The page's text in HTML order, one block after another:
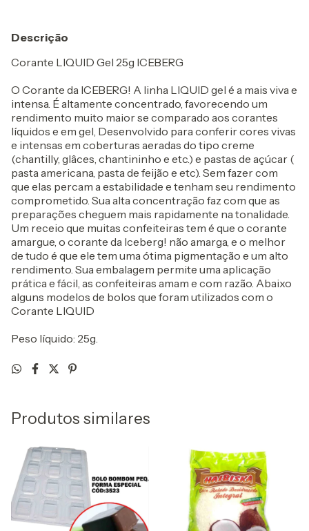
Descrição
Corante LIQUID Gel 25g ICEBERG
O Corante da ICEBERG! A linha LIQUID gel é a mais viva e
intensa. É altamente concentrado, favorecendo um
rendimento muito maior se comparado aos corantes
líquidos e em gel, Desenvolvido para conferir cores vivas
e intensas em coberturas aeradas do tipo creme
(chantilly, glâces, chantininho e etc.) e pastas de açúcar (
pasta americana, pasta de feijão e etc). Sem fazer com
que elas percam a estabilidade e tenham seu rendimento
comprometido. Sua alta concentração faz com que as
preparações cheguem mais rapidamente na tonalidade.
Um receio que muitas confeiteiras tem é que o corante
amargue, o corante da Iceberg! não amarga, e o melhor
de tudo é que ele tem uma ótima pigmentação e um alto
rendimento. Sua embalagem permite uma aplicação
prática e fácil, as confeiteiras amam e com razão. Abaixo
alguns modelos de bolos que foram utilizados com o
Corante LIQUID
Peso líquido: 25g.
Produtos similares